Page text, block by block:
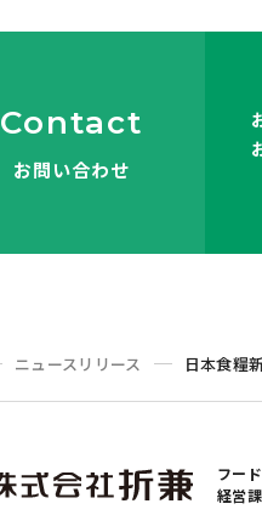
Contact
お問い合わせ
ニュースリリース 日本食糧
フー
経営